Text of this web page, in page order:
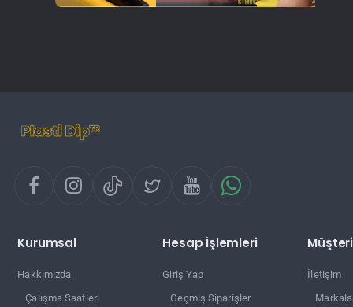
Kurumsal
Hakkımızda
Çalışma Saatleri
Hesap İşlemleri
Giriş Yap
Geçmiş Siparişler
İletişim